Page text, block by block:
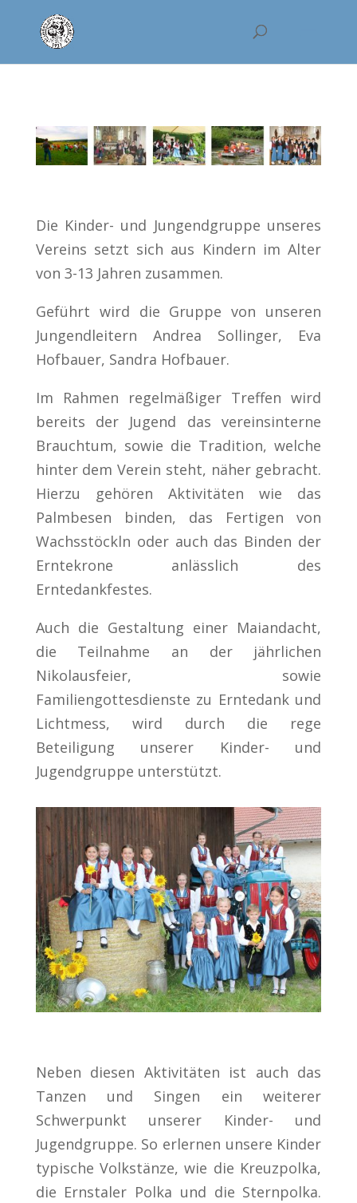
Die Kinder- und Jungendgruppe unseres
Vereins setzt sich aus Kindern im Alter
von 3-13 Jahren zusammen.
Geführt wird die Gruppe von unseren
Jungendleitern Andrea Sollinger, Eva
Hofbauer, Sandra Hofbauer.
Im Rahmen regelmäßiger Treffen wird
bereits der Jugend das vereinsinterne
Brauchtum, sowie die Tradition, welche
hinter dem Verein steht, näher gebracht.
Hierzu gehören Aktivitäten wie das
Palmbesen binden, das Fertigen von
Wachsstöckln oder auch das Binden der
Erntekrone anlässlich des
Erntedankfestes.
Auch die Gestaltung einer Maiandacht,
die Teilnahme an der jährlichen
Nikolausfeier, sowie
Familiengottesdienste zu Erntedank und
Lichtmess, wird durch die rege
Beteiligung unserer Kinder- und
Jugendgruppe unterstützt.
Neben diesen Aktivitäten ist auch das
Tanzen und Singen ein weiterer
Schwerpunkt unserer Kinder- und
Jugendgruppe. So erlernen unsere Kinder
typische Volkstänze, wie die Kreuzpolka,
die Ernstaler Polka und die Sternpolka.